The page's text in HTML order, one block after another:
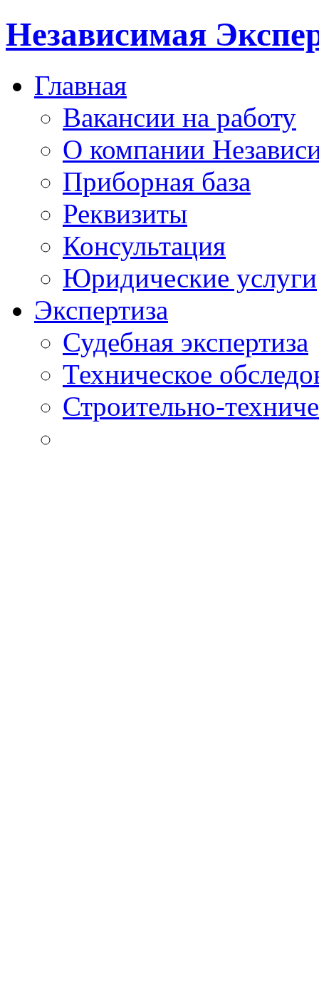
Независимая
Главная
Вакансии на работу
О компании
Приборная база
Реквизиты
Консультация
Юридические услуги
Экспертиза
Судебная экспертиза
Техническое
Строительно-